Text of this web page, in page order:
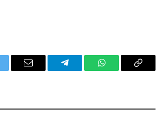
Email Telegram WhatsAppCopy